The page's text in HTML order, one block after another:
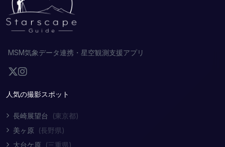
MSM気象データ連携・星空観測支援アプリ
人気の撮影スポット
長崎展望台
(東京都)
美ヶ原 (長野県)
大台ケ原 (三重県)